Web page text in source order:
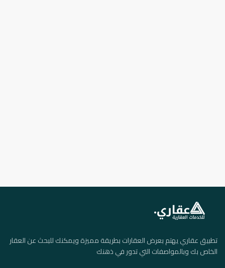
تطبيق عقاري يهتم بعرض العقارات بطريقة مميزة ويمكنك للبحث عن العقار
الخاص بك وبالمواصفات التي تدور في ذهنك